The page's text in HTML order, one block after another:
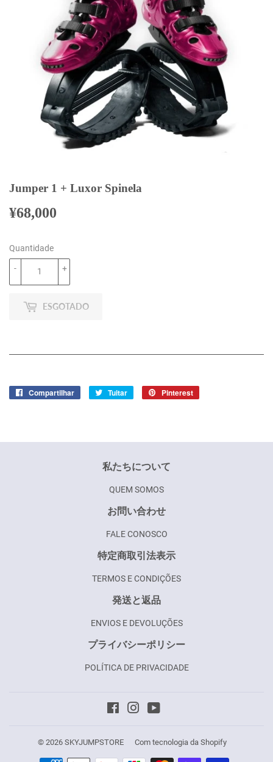
Jumper 1 + Luxor Spinela
¥68,000
Quantidade
+
-
ESGOTADO
Compartilhar
Compartilhar
Tuitar Tuitar Pinterest
私たちについて
QUEM SOMOS
お問い合わせ
FALE CONOSCO
特定商取引法表示
TERMOS E CONDIÇÕES
発送と返品
ENVIOS E DEVOLUÇÕES
プライバシーポリシー
POLÍTICA DE PRIVACIDADE
FacebookInstagram
© 2026 SKYJUMPSTORE Com tecnologia da Shopify